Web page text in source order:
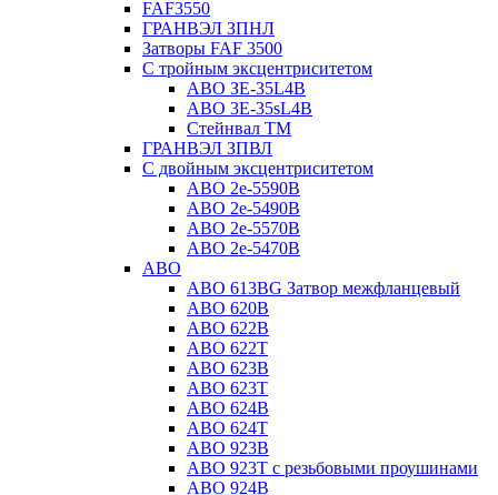
FAF3550
ГРАНВЭЛ ЗПНЛ
Затворы FAF 3500
С тройным эксцентриситетом
ABO ЗE-35L4B
ABO 3E-35sL4B
Стейнвал ТМ
ГРАНВЭЛ ЗПВЛ
С двойным эксцентриситетом
ABO 2e-5590B
ABO 2е-5490B
ABO 2е-5570B
ABO 2е-5470B
ABO
ABO 613BG Затвор межфланцевый
ABO 620B
ABO 622B
ABO 622T
ABO 623B
ABO 623T
ABO 624В
ABO 624Т
ABO 923B
ABO 923Т с резьбовыми проушинами
ABO 924B